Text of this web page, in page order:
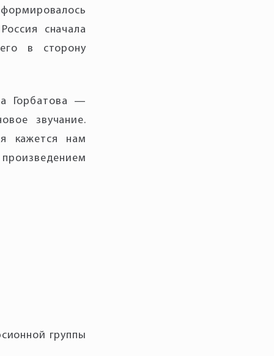
сначала
в сторону
Горбатова —
звучание.
кажется нам
произведением
группы